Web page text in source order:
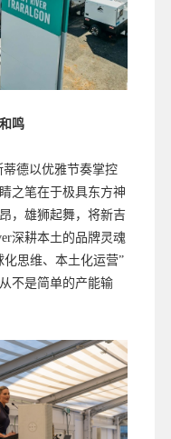
鸣
德以优雅节奏掌控
之笔在于极具东方神
，雄狮起舞，将新吉
深耕本土的品牌灵魂
思维、本土化运营”
不是简单的产能输